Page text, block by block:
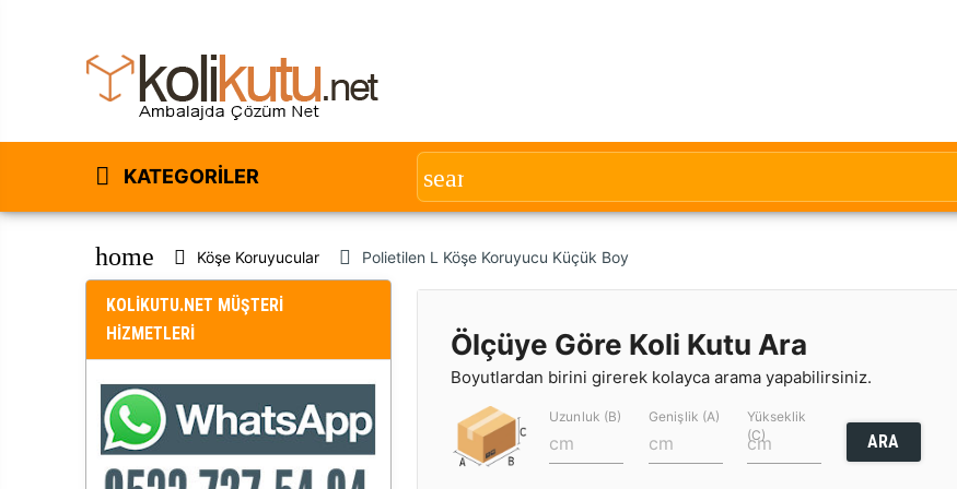
KATEGORILER
home Köşe Koruyucular Polietilen L Köşe Koruyucu Küçük Boy
KOLİKUTU.NET MÜŞTERİ
HİZMETLERİ
Ölçüye Göre Koli Kutu Ara
Boyutlardan birini girerek kolayca arama yapabilirsiniz.
Uzunluk (B) Genişlik (A)
Yükseklik
(C)
ARA